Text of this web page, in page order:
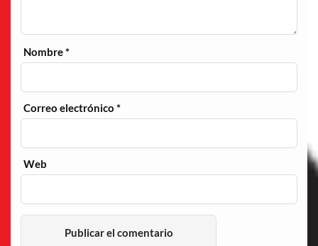
Nombre*
Correo electrónico*
Web